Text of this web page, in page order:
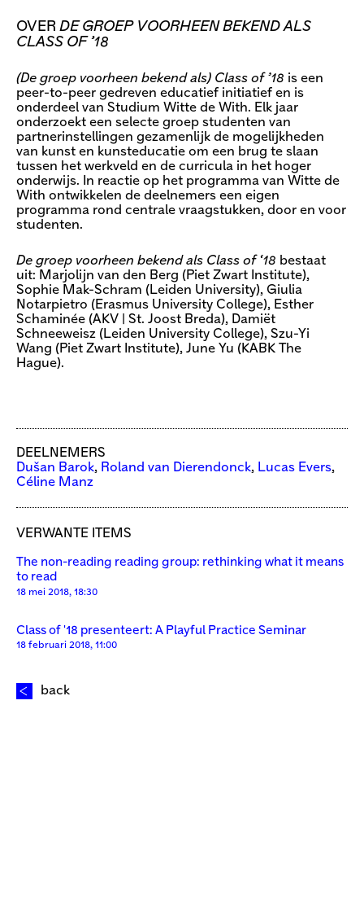
OVER DE GROEP VOORHEEN BEKEND ALS
CLASS OF ’18
(De groep voorheen bekend als) Class of ’18 is een
peer-to-peer gedreven educatief initiatief en is
onderdeel van Studium Witte de With. Elk jaar
onderzoekt een selecte groep studenten van
partnerinstellingen gezamenlijk de mogelijkheden
van kunst en kunsteducatie om een brug te slaan
tussen het werkveld en de curricula in het hoger
onderwijs. In reactie op het programma van Witte de
With ontwikkelen de deelnemers een eigen
programma rond centrale vraagstukken, door en voor
studenten.
De groep voorheen bekend als Class of ‘18 bestaat
uit: Marjolijn van den Berg (Piet Zwart Institute),
Sophie Mak-Schram (Leiden University), Giulia
Notarpietro (Erasmus University College), Esther
Schaminée (AKV | St. Joost Breda), Damiët
Schneeweisz (Leiden University College), Szu-Yi
Wang (Piet Zwart Institute), June Yu (KABK The
Hague).
DEELNEMERS
Dušan Barok, Roland van Dierendonck, Lucas Evers,
Céline Manz
VERWANTE ITEMS
The non-reading reading group: rethinking what it means
to read
18 mei 2018, 18:30
Class of '18 presenteert: A Playful Practice Seminar
18 februari 2018, 11:00
back